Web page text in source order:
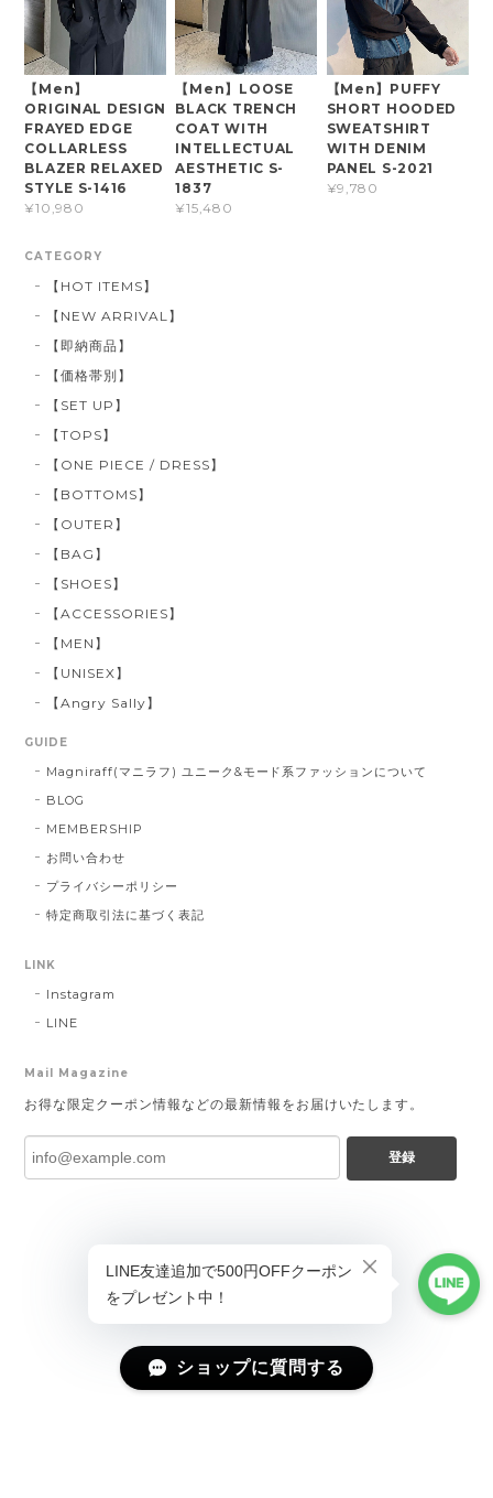
【Men】
ORIGINAL DESIGN
FRAYED EDGE
COLLARLESS
BLAZER RELAXED
STYLE S-1416
¥10,980
【Men】LOOSE
BLACK TRENCH
COAT WITH
INTELLECTUAL
AESTHETIC S-
1837
¥15,480
【Men】PUFFY
SHORT HOODED
SWEATSHIRT
WITH DENIM
PANEL S-2021
¥9,780
CATEGORY
【HOT ITEMS】
【NEW ARRIVAL】
【即納商品】
【価格帯別】
【SET UP】
【TOPS】
【ONE PIECE / DRESS】
【BOTTOMS】
【OUTER】
【BAG】
【SHOES】
【ACCESSORIES】
【MEN】
【UNISEX】
【Angry Sally】
GUIDE
Magniraff(マニラフ) ユニーク&モード系ファッションについて
BLOG
MEMBERSHIP
お問い合わせ
プライバシーポリシー
特定商取引法に基づく表記
LINK
Instagram
LINE
Mail Magazine
お得な限定クーポン情報などの最新情報をお届けいたします。
登録
ショップに質問する